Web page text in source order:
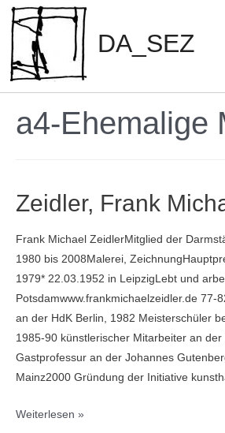
Zum
Inhalt
springen
DA_SEZ
a4-Ehemalige
Zeidler, Frank
Frank Michael ZeidlerMitglied der
1980 bis 2008Malerei,
1979* 22.03.1952 in LeipzigLebt und
Potsdamwww.frankmichaelzeidler.de 77-
an der HdK Berlin, 1982 Meisterschüler
1985-90 künstlerischer Mitarbeiter an der
Gastprofessur an der Johannes
Mainz2000 Gründung der Initiative
Zeidler,
Weiterlesen »